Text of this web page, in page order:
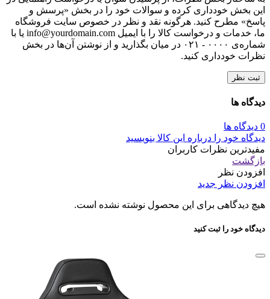
این بخش خودداری کرده و سوالات خود را در بخش «پرسش و
پاسخ» مطرح کنید. هرگونه نقد و نظر در خصوص سایت فروشگاه
ما، خدمات و درخواست کالا را با ایمیل info@yourdomain.com یا با
شماره‌ی ۰۰۰۰ - ۰۲۱ در میان بگذارید و از نوشتن آن‌ها در بخش
نظرات خودداری کنید.
ثبت نظر
دیدگاه ها
0 دیدگاه ها
دیدگاه خود را درباره این کالا بنویسید
مفیدترین نظرات کاربران
بازگشت
افزودن نظر
افزودن نظر جدید
هیچ دیدگاهی برای این محصول نوشته نشده است.
دیدگاه خود را ثبت کنید